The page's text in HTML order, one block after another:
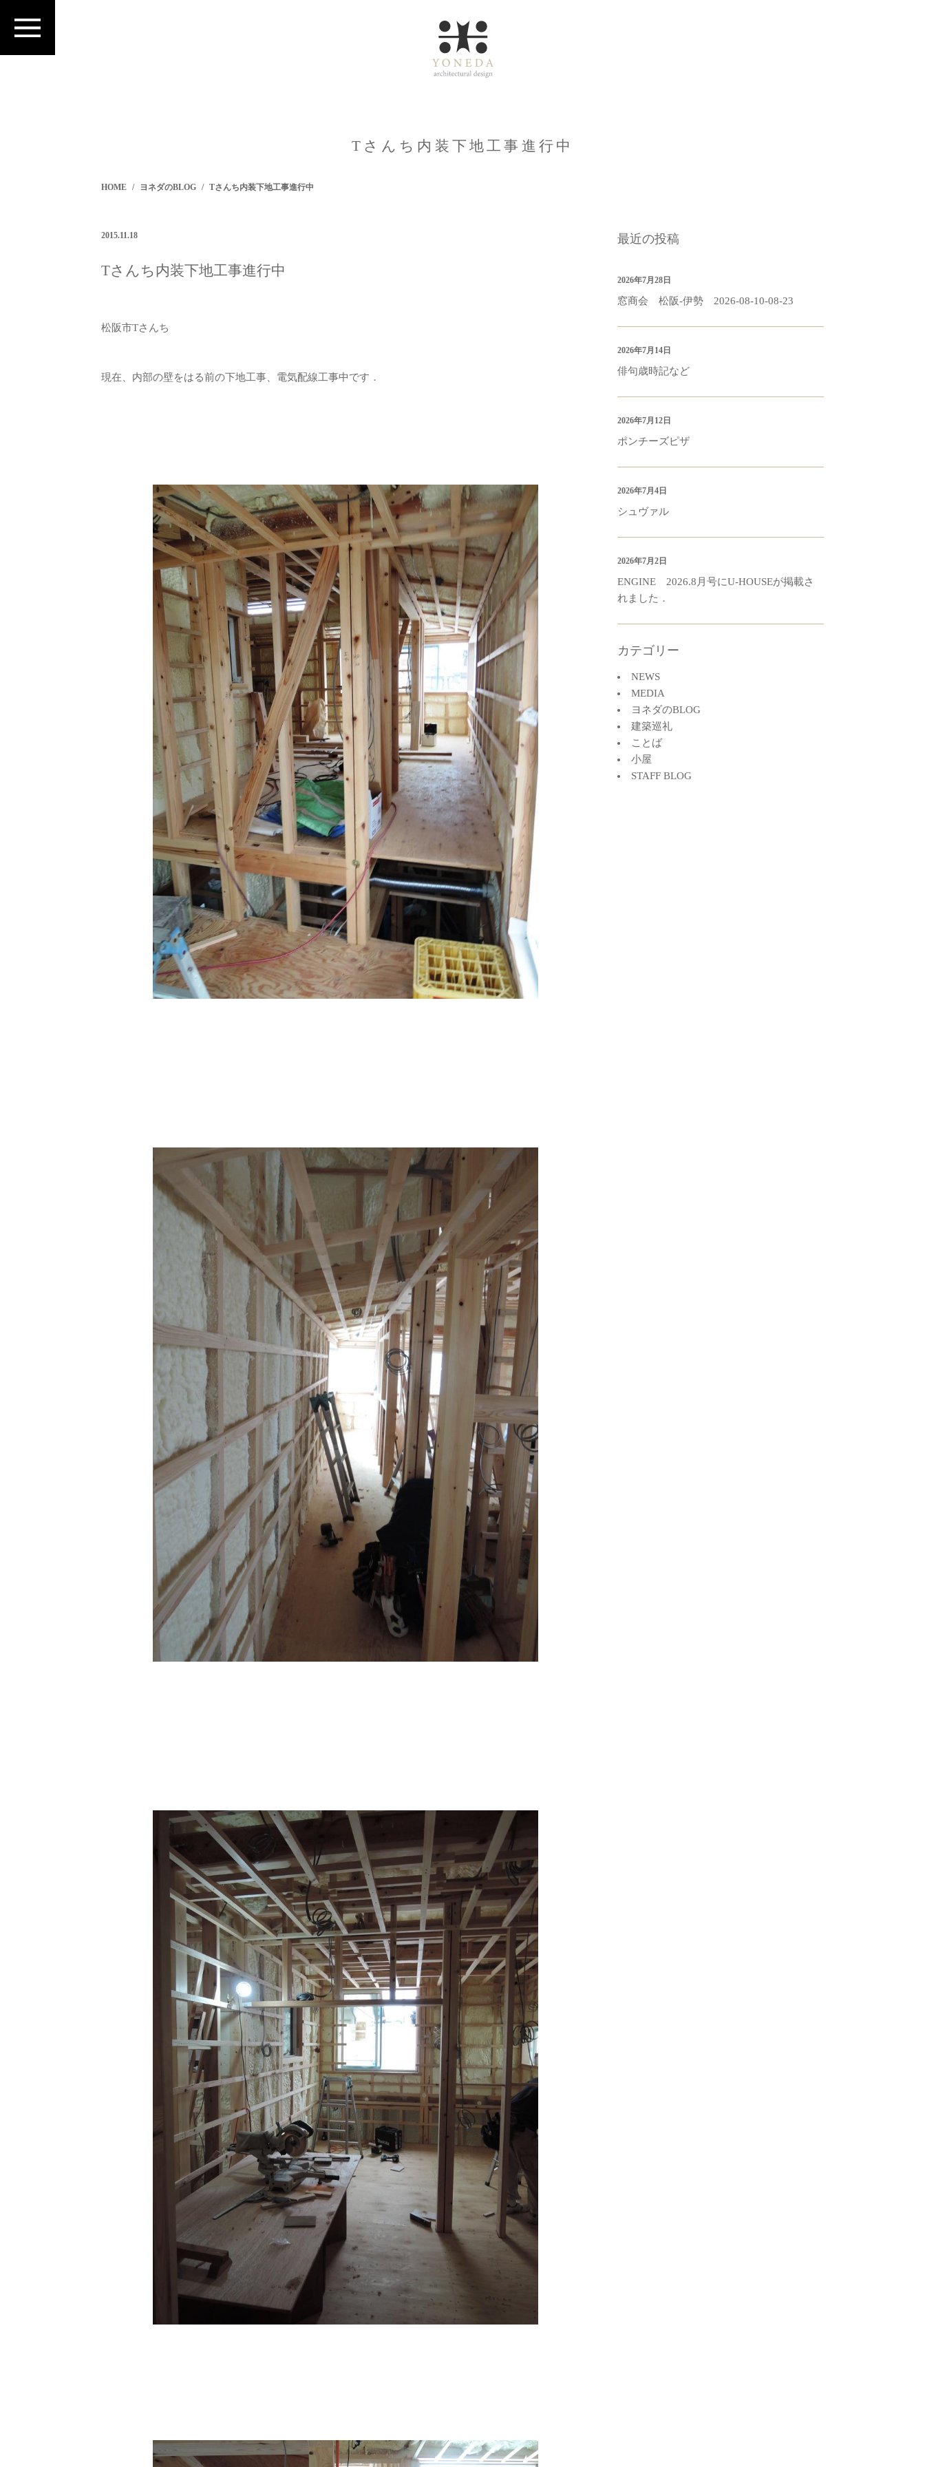
HOME ヨネダのBLOG Tさんち内装下地工事進行中
Tさんち内装下地工事進行中
2015.11.18
Tさんち内装下地工事進行中
松阪市Tさんち
現在、内部の壁をはる前の下地工事、電気配線工事中です．
最近の投稿
窓商会 松阪-伊勢 2026-08-10-08-23
2026年7月28日
俳句歳時記など
2026年7月14日
ポンチーズピザ
2026年7月12日
シュヴァル
2026年7月4日
ENGINE 2026.8月号にU-HOUSEが掲載さ
れました．
2026年7月2日
カテゴリー
NEWS
MEDIA
ヨネダのBLOG
建築巡礼
ことば
小屋
STAFF BLOG